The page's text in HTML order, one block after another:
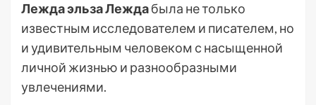
Лежда эльза Леждабыла не только
известным исследователем и писателем, но
и удивительным человеком с насыщенной
личной жизнью и разнообразными
увлечениями.